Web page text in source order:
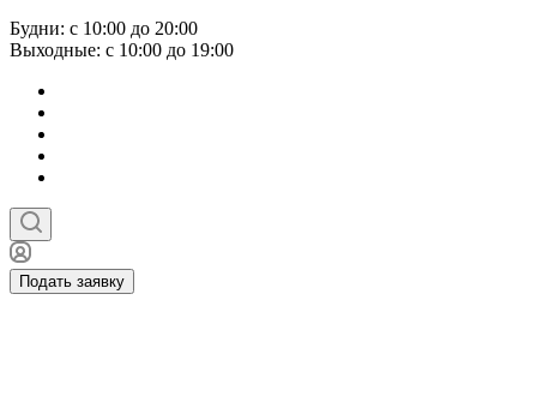
Будни: с 10:00 до 20:00
Выходные: с 10:00 до 19:00
Подать заявку